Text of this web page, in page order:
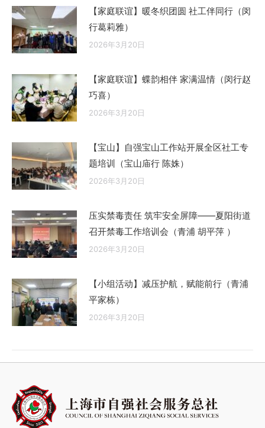
【家庭联谊】暖冬织团圆 社工伴同行（闵
行葛莉雅）
2026年3月20日
【家庭联谊】蝶韵相伴 家满温情（闵行赵
巧喜）
2026年3月20日
【宝山】自强宝山工作站开展全区社工专
题培训（宝山庙行 陈姝）
2026年3月20日
压实禁毒责任 筑牢安全屏障——夏阳街道
召开禁毒工作培训会（青浦 胡平萍 ）
2026年3月20日
【小组活动】减压护航，赋能前行（青浦
平家栋）
2026年3月20日